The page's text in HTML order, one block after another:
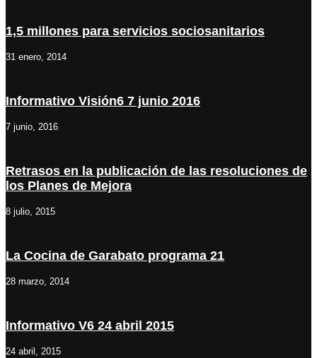
1,5 millones para servicios sociosanitarios
31 enero, 2014
Informativo Visión6 7 junio 2016
7 junio, 2016
Retrasos en la publicación de las resoluciones de
los Planes de Mejora
8 julio, 2015
La Cocina de Garabato programa 21
28 marzo, 2014
Informativo V6 24 abril 2015
24 abril, 2015